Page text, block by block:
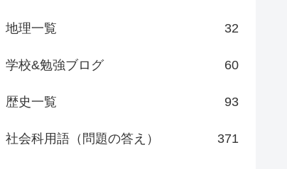
地理一覧 32
学校&勉強ブログ 60
歴史一覧 93
社会科用語（問題の答え） 371